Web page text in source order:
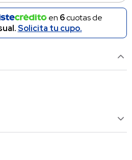
en 6cuotas de
Solicita tu cupo.